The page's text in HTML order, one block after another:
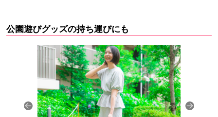
公園遊びグッズの持ち運びにも